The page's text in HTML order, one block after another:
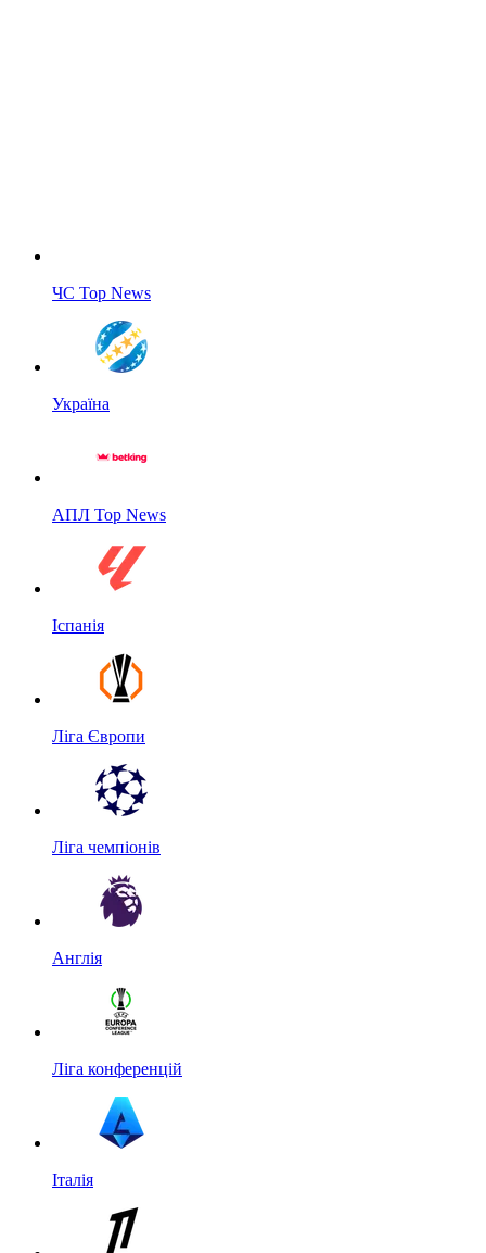
ЧС Top News
Україна
АПЛ Top News
Іспанія
Ліга Європи
Ліга чемпіонів
Англія
Ліга конференцій
Італія